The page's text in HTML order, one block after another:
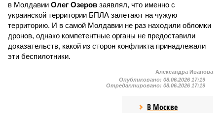
в Молдавии Олег Озеров заявлял, что именно с
украинской территории БПЛА залетают на чужую
территорию. И в самой Молдавии не раз находили обломки
дронов, однако компетентные органы не предоставили
доказательств, какой из сторон конфликта принадлежали
эти беспилотники.
Александра Иванова
Опубликовано: 08.06.2026 17:19
Отредактировано: 08.06.2026 17:19
В Москве